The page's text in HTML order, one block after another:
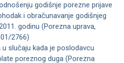
godišnje porezne prijave
i obračunavanje godišnjeg
godinu (Porezna uprava,
2766)
slučaju kada je poslodavcu
poreznog duga (Porezna